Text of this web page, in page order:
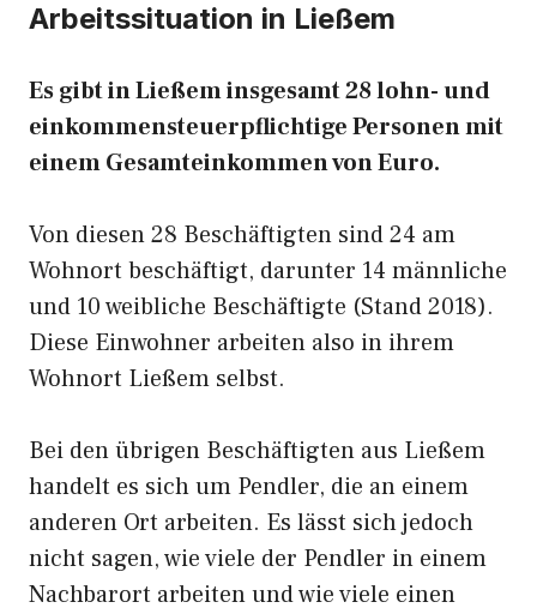
Arbeitssituation in Ließem
Es gibt in Ließem insgesamt 28 lohn- und
einkommensteuerpflichtige Personen mit
einem Gesamteinkommen von Euro.
Von diesen 28 Beschäftigten sind 24 am
Wohnort beschäftigt, darunter 14 männliche
und 10 weibliche Beschäftigte (Stand 2018).
Diese Einwohner arbeiten also in ihrem
Wohnort Ließem selbst.
Bei den übrigen Beschäftigten aus Ließem
handelt es sich um Pendler, die an einem
anderen Ort arbeiten. Es lässt sich jedoch
nicht sagen, wie viele der Pendler in einem
Nachbarort arbeiten und wie viele einen